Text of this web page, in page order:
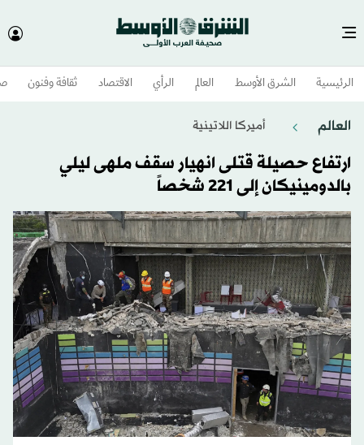
الرئيسية الشرق الأوسط​ العالم الرأي الاقتصاد ثقافة وفنون
العالم أميركا اللاتينية
ارتفاع حصيلة قتلى انهيار سقف ملهى ليلي
بالدومينيكان إلى 221 شخصاً